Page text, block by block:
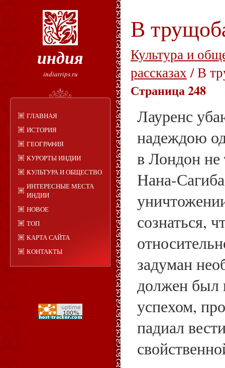
индия
indiatrips.ru
ГЛАВНАЯ
ИСТОРИЯ
ГЕОГРАФИЯ
КУРОРТЫ ИНДИИ
КУЛЬТУРА И ОБЩЕСТВО
ИНТЕРЕСНЫЕ МЕСТА
ИНДИИ
НОВОЕ
ТОП
КАРТА САЙТА
КОНТАКТЫ
В
Культура и
рассказах/ В
Страница 248
Лауренс
надеждою
в Лондон не
Нана-
сознаться,
задуман
должен был
успехом,
падиал